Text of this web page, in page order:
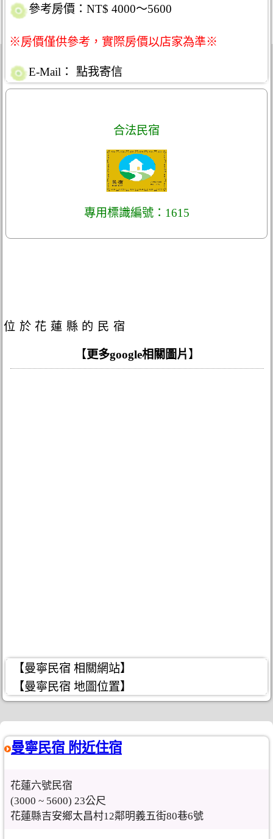
參考房價：NT$ 4000～5600
※房價僅供參考，實際房價以店家為準※
E-Mail： 點我寄信
合法民宿
專用標識編號：1615
位於花蓮縣的民宿
【更多google相關圖片】
【曼寧民宿 相關網站】
【曼寧民宿 地圖位置】
曼寧民宿 附近住宿
花蓮六號民宿
(3000 ~ 5600) 23公尺
花蓮縣吉安鄉太昌村12鄰明義五街80巷6號